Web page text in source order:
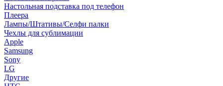
Настольная подставка под телефон
Плеера
Лампы/Штативы/Селфи палки
Чехлы для сублимации
Apple
Samsung
Sony
LG
Другие